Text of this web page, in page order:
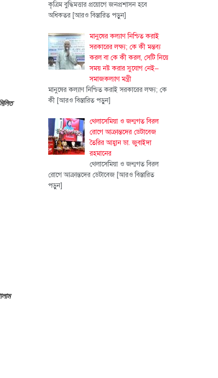
কৃত্রিম বুদ্ধিমত্তার প্রয়োগে জনপ্রশাসন হবে
অধিকতর [আরও বিস্তারিত পড়ুন]
মানুষের কল্যাণ নিশ্চিত করাই
সরকারের লক্ষ্য; কে কী মন্তব্য
করল বা কে কী করল, সেটি নিয়ে
সময় নষ্ট করার সুযোগ নেই–
সমাজকল্যাণ মন্ত্রী
মানুষের কল্যাণ নিশ্চিত করাই সরকারের লক্ষ্য; কে
কী [আরও বিস্তারিত পড়ুন]
থেলাসেমিয়া ও জন্মগত বিরল
রোগে আক্রান্তদের ডেটাবেজ
তৈরির আহ্বান ডা. জুবাইদা
রহমানের
থেলাসেমিয়া ও জন্মগত বিরল
রোগে আক্রান্তদের ডেটাবেজ [আরও বিস্তারিত
পড়ুন]